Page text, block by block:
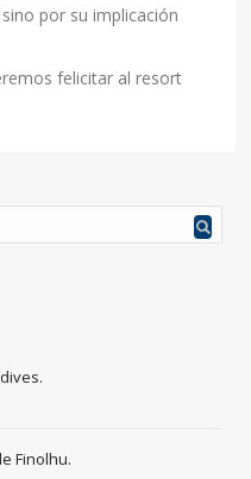
por su implicación
felicitar al resort
Finolhu.